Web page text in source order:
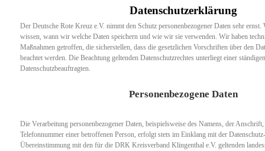
Datenschutzerklärung
Der Deutsche Rote Kreuz e.V. nimmt den Schutz personenbezogener Daten sehr ernst.
wissen, wann wir welche Daten speichern und wie wir sie verwenden. Wir haben
Maßnahmen getroffen, die sicherstellen, dass die gesetzlichen Vorschriften über den
beachtet werden. Die Beachtung geltenden Datenschutzrechtes unterliegt einer
Datenschutzbeauftragten.
Personenbezogene Daten
Die Verarbeitung personenbezogener Daten, beispielsweise des Namens, der
Telefonnummer einer betroffenen Person, erfolgt stets im Einklang mit der
Übereinstimmung mit den für die DRK Kreisverband Klingenthal e.V. geltenden